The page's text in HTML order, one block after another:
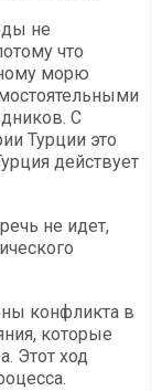
не
что
морю
С
Турции это
действует
не идет,
конфликта в
которые
Этот ход